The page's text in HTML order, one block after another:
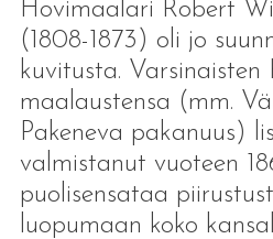
Hovimaalari Robert
(1808-1873) oli jo
kuvitusta. Varsinaisten
maalaustensa (mm.
Pakeneva pakanuus)
valmistanut vuoteen
puolisensataa
luopumaan koko